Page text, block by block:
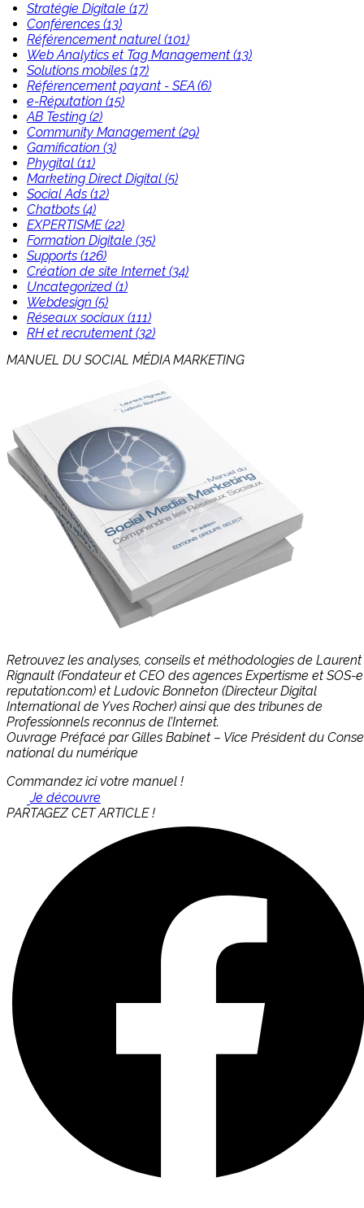
Stratégie Digitale (17)
Conférences (13)
Référencement naturel (101)
Web Analytics et Tag Management (13)
Solutions mobiles (17)
Référencement payant - SEA (6)
e-Réputation (15)
AB Testing (2)
Community Management (29)
Gamification (3)
Phygital (11)
Marketing Direct Digital (5)
Social Ads (12)
Chatbots (4)
EXPERTISME (22)
Formation Digitale (35)
Supports (126)
Création de site Internet (34)
Uncategorized (1)
Webdesign (5)
Réseaux sociaux (111)
RH et recrutement (32)
MANUEL DU SOCIAL MÉDIA MARKETING
Retrouvez les analyses, conseils et méthodologies de Laurent
Rignault (Fondateur et CEO des agences Expertisme et SOS-
reputation.com) et Ludovic Bonneton (Directeur Digital
International de Yves Rocher) ainsi que des tribunes de
Professionnels reconnus de l’Internet.
Ouvrage Préfacé par Gilles Babinet – Vice Président du
national du numérique
Commandez ici votre manuel !
Je découvre
PARTAGEZ CET ARTICLE !